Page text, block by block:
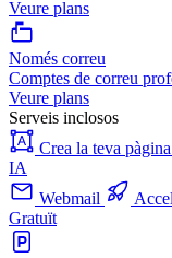
Veure plans
Només correu
Comptes de correu
Veure plans
Serveis inclosos
Crea la teva
IA
Webmail
Gratuït